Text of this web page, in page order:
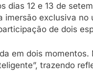
dias 12 e 13 de
imersão exclusiva
de dois
em dois
trazendo